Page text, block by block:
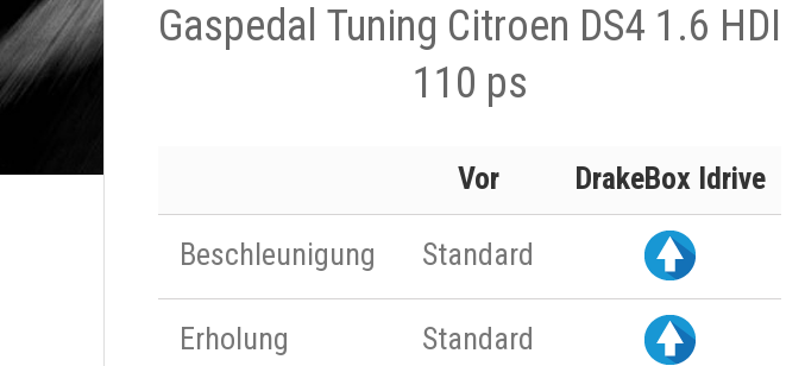
Gaspedal Tuning Citroen DS4 1.6 HDI
110 ps
Vor DrakeBox Idrive
Beschleunigung Standard
Erholung Standard